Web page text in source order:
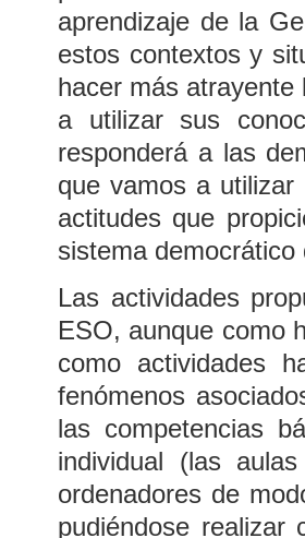
aprendizaje de la
estos contextos y
hacer más
a utilizar sus
responderá a las
que vamos a
actitudes que
sistema democrático
Las actividades
ESO, aunque como
como actividades
fenómenos
las competencias
individual (las
ordenadores de
pudiéndose